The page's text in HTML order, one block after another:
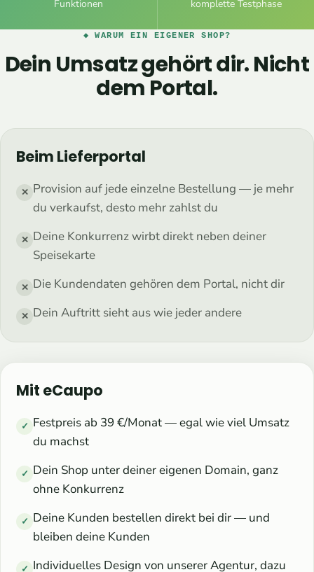
Funktionen komplette Testphase
◆ WARUM EIN EIGENER SHOP?
Dein Umsatz gehört dir. Nicht
dem Portal.
Beim Lieferportal
✕ Provision auf jede einzelne Bestellung — je mehr
du verkaufst, desto mehr zahlst du
✕ Deine Konkurrenz wirbt direkt neben deiner
Speisekarte
✕ Die Kundendaten gehören dem Portal, nicht dir
✕ Dein Auftritt sieht aus wie jeder andere
Mit eCaupo
✓ Festpreis ab 39 €/Monat — egal wie viel Umsatz
du machst
✓ Dein Shop unter deiner eigenen Domain, ganz
ohne Konkurrenz
✓ Deine Kunden bestellen direkt bei dir — und
bleiben deine Kunden
✓ Individuelles Design von unserer Agentur, dazu